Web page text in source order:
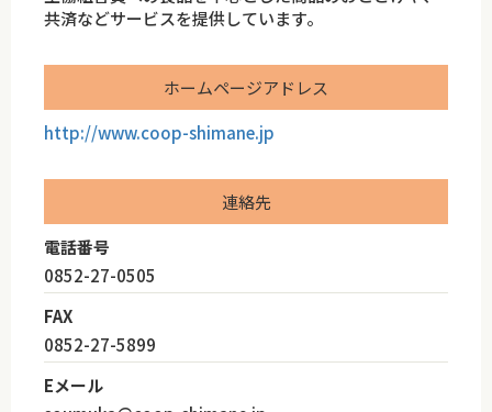
共済などサービスを提供しています。
ホームページアドレス
http://www.coop-shimane.jp
連絡先
電話番号
0852-27-0505
FAX
0852-27-5899
Eメール